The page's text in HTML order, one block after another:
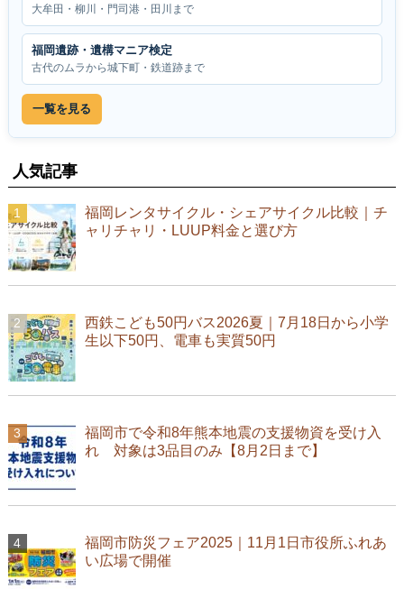
大牟田・柳川・門司港・田川まで
福岡遺跡・遺構マニア検定
古代のムラから城下町・鉄道跡まで
一覧を見る
人気記事
福岡レンタサイクル・シェアサイクル比較｜チ
ャリチャリ・LUUP料金と選び方
西鉄こども50円バス2026夏｜7月18日から小学
生以下50円、電車も実質50円
福岡市で令和8年熊本地震の支援物資を受け入
れ 対象は3品目のみ【8月2日まで】
福岡市防災フェア2025｜11月1日市役所ふれあ
い広場で開催